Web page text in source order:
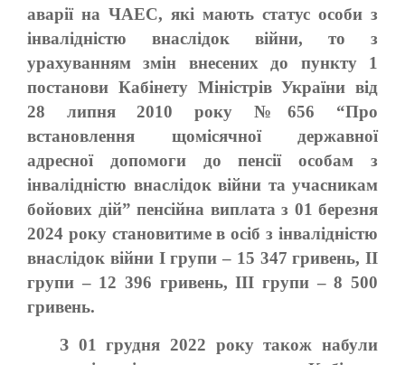
аварії на ЧАЕС, які мають статус особи з
інвалідністю внаслідок війни, то з
урахуванням змін внесених до пункту 1
постанови Кабінету Міністрів України від
28 липня 2010 року №656 “Про
встановлення щомісячної державної
адресної допомоги до пенсії особам з
інвалідністю внаслідок війни та учасникам
бойових дій” пенсійна виплата з 01 березня
2024 року становитиме в осіб з інвалідністю
внаслідок війни I групи – 15 347 гривень, II
групи – 12 396 гривень, III групи – 8 500
гривень.
З 01 грудня 2022 року також набули